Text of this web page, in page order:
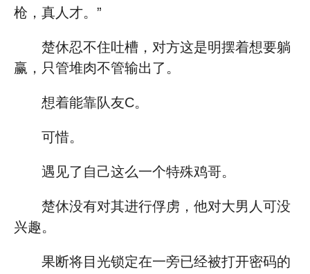
枪，真人才。”
楚休忍不住吐槽，对方这是明摆着想要躺
赢，只管堆肉不管输出了。
想着能靠队友C。
可惜。
遇见了自己这么一个特殊鸡哥。
楚休没有对其进行俘虏，他对大男人可没
兴趣。
果断将目光锁定在一旁已经被打开密码的